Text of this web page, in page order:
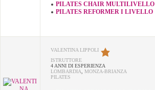
PILATES CHAIR MULTILIVELLO
PILATES REFORMER I LIVELLO
VALENTINA LIPPOLI
ISTRUTTORE
4 ANNI DI ESPERIENZA
LOMBARDIA
MONZA-BRIANZA
PILATES